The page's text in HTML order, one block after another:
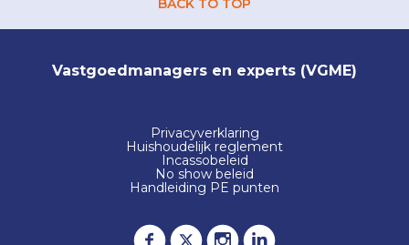
BACK TO TOP
Vastgoedmanagers en experts (VGME)
Privacyverklaring
Huishoudelijk reglement
Incassobeleid
No show beleid
Handleiding PE punten